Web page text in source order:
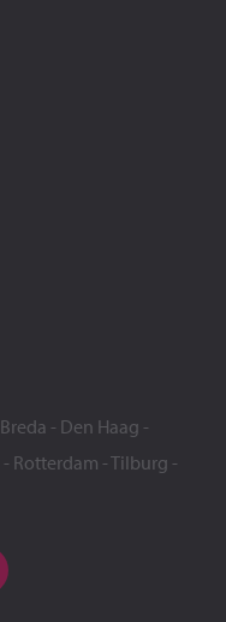
Breda - Den Haag -
- Rotterdam -Tilburg -